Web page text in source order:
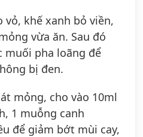
vỏ, khế xanh bỏ viền,
vừa ăn. Sau đó
muối pha loãng để
bị đen.
mỏng, cho vào 10ml
1 muỗng canh
để giảm bớt mùi cay,